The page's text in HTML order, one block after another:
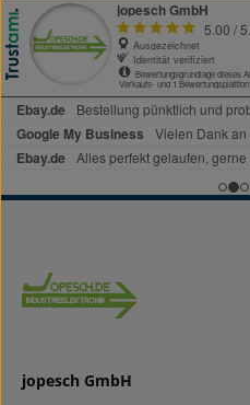
jopesch GmbH